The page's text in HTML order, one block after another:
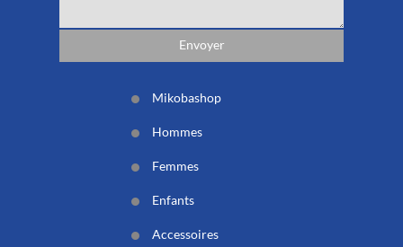
Mikobashop
Hommes
Femmes
Enfants
Accessoires